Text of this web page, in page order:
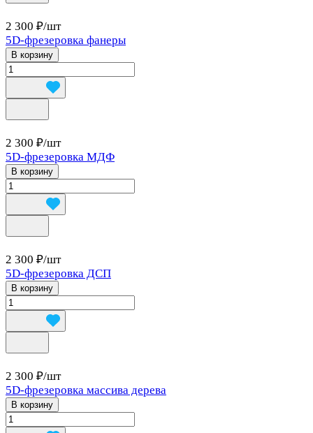
2 300 ₽/шт
5D-фрезеровка фанеры
В корзину
2 300 ₽/шт
5D-фрезеровка МДФ
В корзину
2 300 ₽/шт
5D-фрезеровка ДСП
В корзину
2 300 ₽/шт
5D-фрезеровка массива дерева
В корзину